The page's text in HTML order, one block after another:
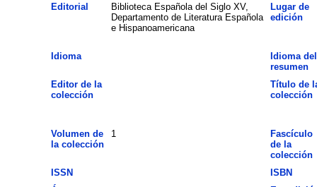
Editorial
Biblioteca Española del Siglo XV,
Departamento de Literatura Española
e Hispanoamericana
Lugar de
edición
Idioma
Idioma del
resumen
Editor de la
colección
Título de
colección
Volumen de
la colección
1
Fascículo
de la
colección
ISSN
ISBN